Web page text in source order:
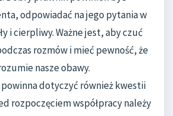
odpowiadać na jego pytania w
i cierpliwy. Ważne jest, aby czuć
rozmów i mieć pewność, że
nasze obawy.
dotyczyć również kwestii
rozpoczęciem współpracy należy